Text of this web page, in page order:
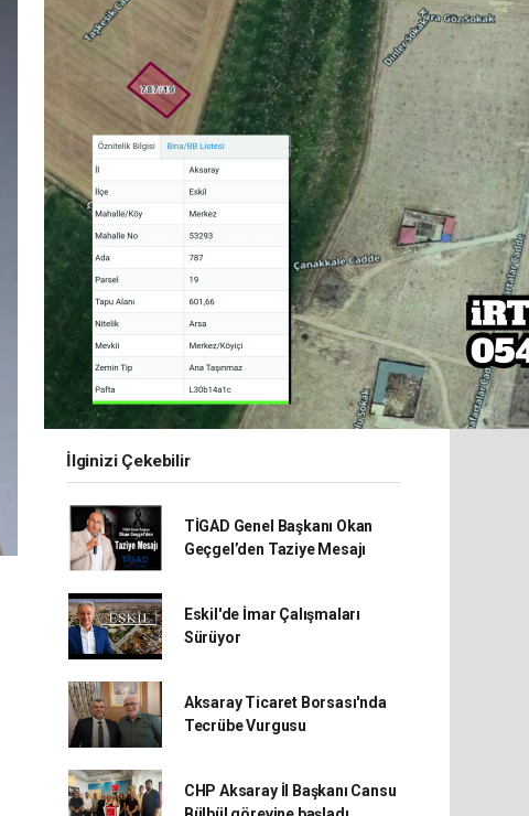
İlginizi Çekebilir
TİGAD Genel Başkanı Okan
Geçgel’den Taziye Mesajı
Eskil'de İmar Çalışmaları
Sürüyor
Aksaray Ticaret Borsası'nda
Tecrübe Vurgusu
CHP Aksaray İl Başkanı Cansu